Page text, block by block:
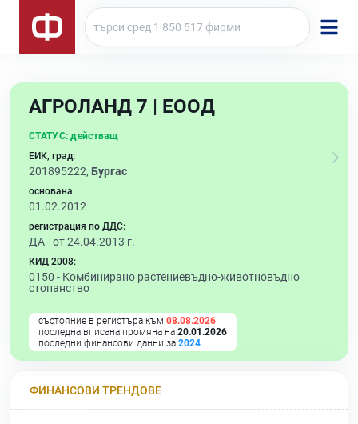
АГРОЛАНД 7 | ЕООД
СТАТУС: действащ
ЕИК, град:
201895222, Бургас
основана:
01.02.2012
регистрация по ДДС:
ДА - от 24.04.2013 г.
КИД 2008:
0150 - Комбинирано растениевъдно-животновъдно
стопанство
състояние в регистъра към 08.08.2026
последна вписана промяна на 20.01.2026
последни финансови данни за 2024
ФИНАНСОВИ ТРЕНДОВЕ